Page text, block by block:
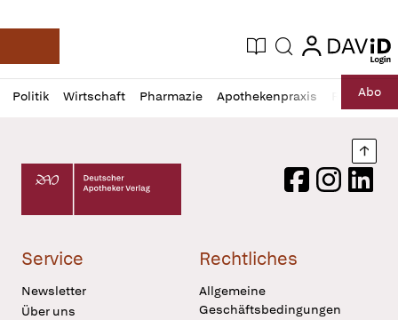
Deutsche Apotheker Zeitung
Aktuelle Ausgabe
Suche login
login
Politik Wirtschaft Pharmazie Apothekenpraxis RechtAbo
Profil
öffnen
Daz
Pur
Deutscher Apotheker Verlag Logo
FacebookInstagram
Service
Newsletter
Über uns
Rechtliches
Allgemeine
Geschäftsbedingungen